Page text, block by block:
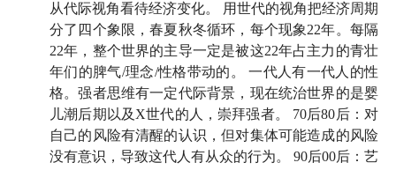
08:56跑来跑去的小跑老师：从泰国到香港，从银行工
作到创业，从量化交易到专注新兴市场的宏观研究
18:05 特朗普一作妖，新兴市场又火起来了？
常年蜗居
聚光灯之外的小国们，托起了大国博弈的拳击擂台🥊
22:51竹子外交：白天效忠日军，晚上接待美军，令人
从代际视角看待经济变化。 用世代的视角把经济周期
分了四个象限，春夏秋冬循环，每个现象22年。每隔
22年，整个世界的主导一定是被这22年占主力的青壮
年们的脾气/理念/性格带动的。 一代人有一代人的性
格。强者思维有一定代际背景，现在统治世界的是婴
儿潮后期以及X世代的人，崇拜强者。 70后80后：对
自己的风险有清醒的认识，但对集体可能造成的风险
没有意识，导致这代人有从众的行为。 90后00后：艺